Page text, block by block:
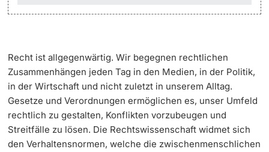
Military & Civilian Service
Inclusive University
Support Services Guide
Learning & Teaching
Recht ist allgegenwärtig. Wir begegnen rechtlichen
Zusammenhängen jeden Tag in den Medien, in der Politik,
in der Wirtschaft und nicht zuletzt in unserem Alltag.
Gesetze und Verordnungen ermöglichen es, unser Umfeld
rechtlich zu gestalten, Konflikten vorzubeugen und
Streitfälle zu lösen. Die Rechtswissenschaft widmet sich
den Verhaltensnormen, welche die zwischenmenschlichen